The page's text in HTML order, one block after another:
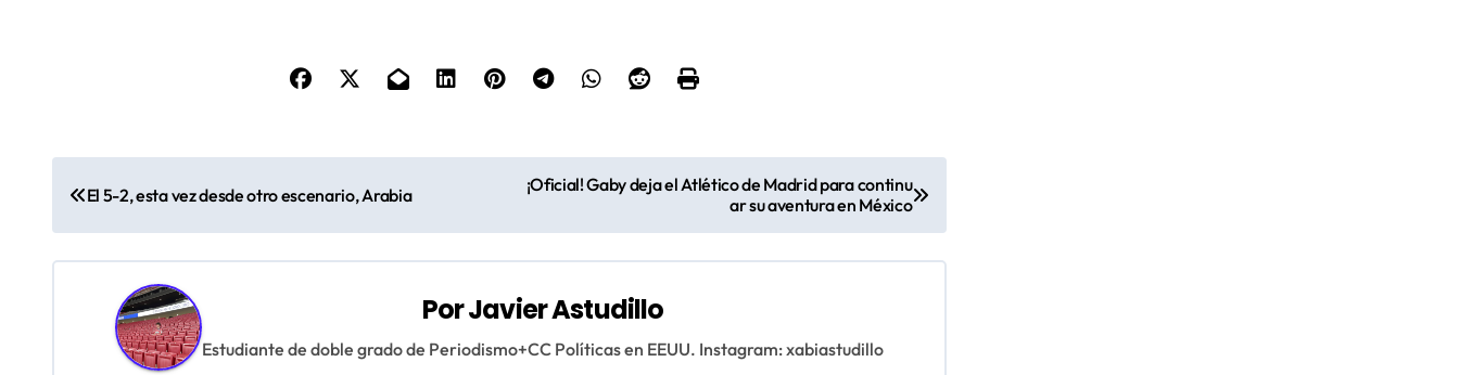
N
a
v
El 5-2, esta vez desde otro escenario, Arabia
¡Oficial! Gaby deja el Atlético de Madrid para continu
ar su aventura en México
PorJavier Astudillo
Estudiante de doble grado de Periodismo+CC Políticas en EEUU. Instagram: xabiastudillo